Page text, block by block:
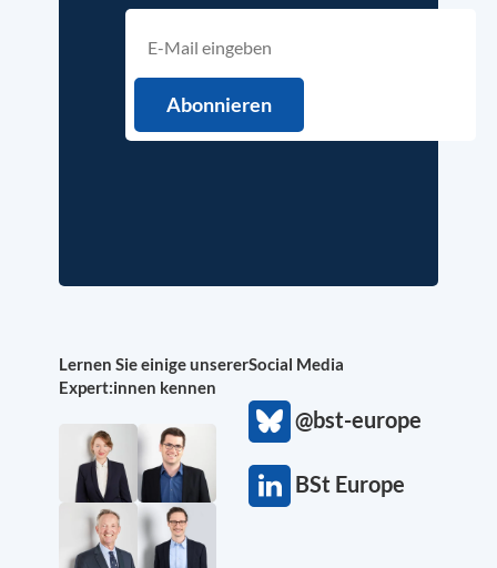
Lernen Sie einige unserer
Expert:innen kennen
Social Media
@bst-europe
BSt Europe